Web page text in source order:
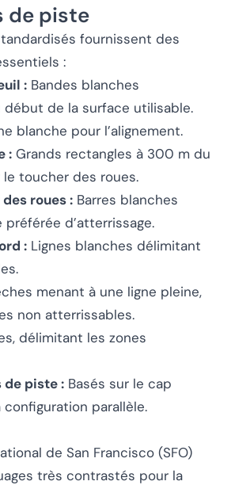
de piste
fournissent des
:
: Bandes blanches
début de la surface utilisable.
blanche pour l’alignement.
: Grands rectangles à 300 m du
toucher des roues.
roues : Barres blanches
d’atterrissage.
: Lignes blanches délimitant
menant à une ligne pleine,
non atterrissables.
délimitant les zones
piste : Basés sur le cap
parallèle.
de San Francisco (SFO)
très contrastés pour la